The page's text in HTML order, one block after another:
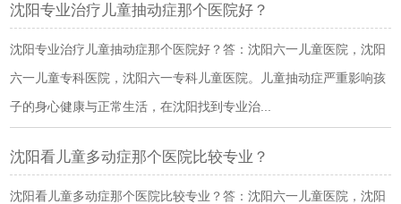
沈阳专业治疗儿童抽动症那个医院好？
沈阳专业治疗儿童抽动症那个医院好？答：沈阳六一儿童医院，沈阳
六一儿童专科医院，沈阳六一专科儿童医院。儿童抽动症严重影响孩
子的身心健康与正常生活，在沈阳找到专业治...
沈阳看儿童多动症那个医院比较专业？
沈阳看儿童多动症那个医院比较专业？答：沈阳六一儿童医院，沈阳